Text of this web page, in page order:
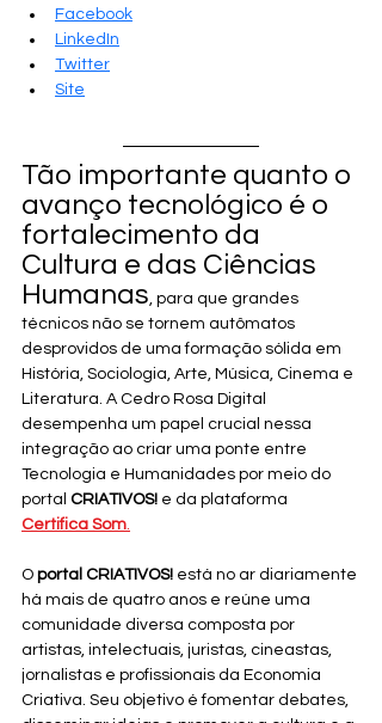
Facebook
LinkedIn
Twitter
Site
Tão importante quanto o
avanço tecnológico é o
fortalecimento da
Cultura e das Ciências
Humanas , para que grandes
técnicos não se tornem autômatos
desprovidos de uma formação sólida em
História, Sociologia, Arte, Música, Cinema e
Literatura. A Cedro Rosa Digital
desempenha um papel crucial nessa
integração ao criar uma ponte entre
Tecnologia e Humanidades por meio do
portal CRIATIVOS! e da plataforma
Certifica Som
O portal CRIATIVOS! está no ar diariamente
há mais de quatro anos e reúne uma
comunidade diversa composta por
artistas, intelectuais, juristas, cineastas,
jornalistas e profissionais da Economia
Criativa. Seu objetivo é fomentar debates,